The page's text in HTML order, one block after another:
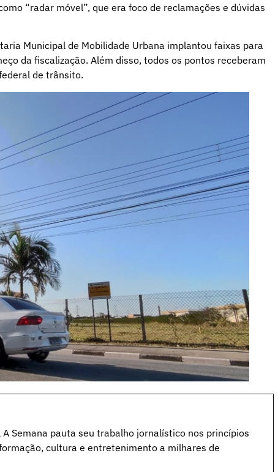
“radar móvel”, que era foco de reclamações e dúvidas
Municipal de Mobilidade Urbana implantou faixas para
da fiscalização. Além disso, todos os pontos receberam
de trânsito.
Semana pauta seu trabalho jornalístico nos princípios
cultura e entretenimento a milhares de